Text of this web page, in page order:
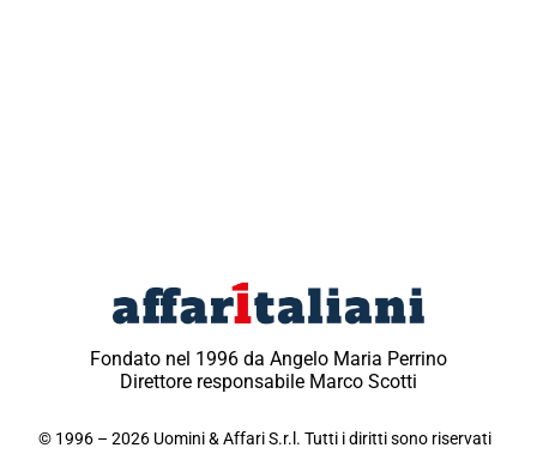
Fondato nel 1996 da Angelo Maria Perrino
Direttore responsabile Marco Scotti
© 1996 – 2026 Uomini & Affari S.r.l. Tutti i diritti sono riservati